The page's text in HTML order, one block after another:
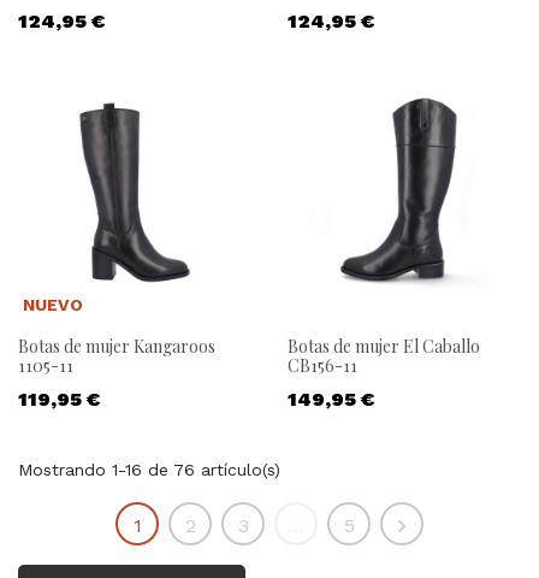
Precio
124,95 €
Precio
124,95 €
Botas de mujer Kangaroos
1105-11
Precio
119,95 €
NUEVO
Botas de mujer El Caballo
CB156-11
Precio
149,95 €
Mostrando 1-16 de 76 artículo(s)
1 2 3 5 Siguiente
